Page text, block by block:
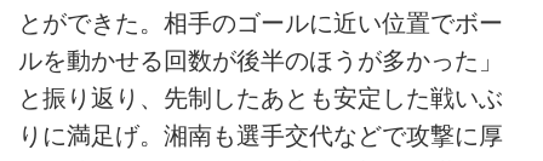
とができた。相手のゴールに近い位置でボー
ルを動かせる回数が後半のほうが多かった」
と振り返り、先制したあとも安定した戦いぶ
りに満足げ。湘南も選手交代などで攻撃に厚